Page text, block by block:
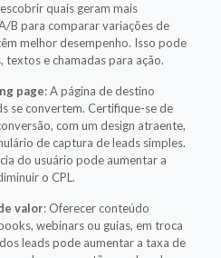
quais geram mais
B para comparar variações de
melhor desempenho. Isso pode
textos e chamadas para ação.
page: A página de destino
se convertem. Certifique-se de
com um design atraente,
de captura de leads simples.
do usuário pode aumentar a
o CPL.
valor: Oferecer conteúdo
webinars ou guias, em troca
leads pode aumentar a taxa de